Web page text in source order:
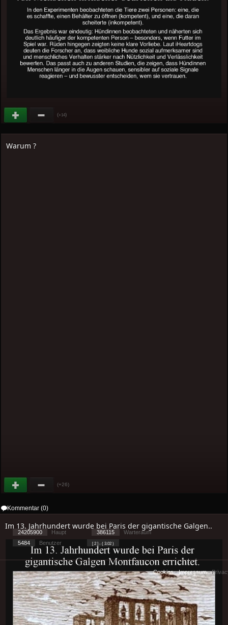
(+14)
Warum ?
(+26)
Kommentar (0)
Im 13. Jahrhundert wurde bei Paris der gigantische Galgen..
24205900 Haupt 386115
Warteraum
5484
Benutzer [ 2 ] - ( 3.02 )
Cookies-Impressum-